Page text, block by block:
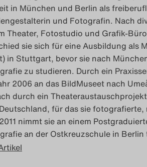
in München und Berlin als
und Fotografin. Nach
Theater, Fotostudio und Grafik-
sie sich für eine Ausbildung als
in Stuttgart, bevor sie nach
zu studieren. Durch ein
2006 an das BildMuseet nach
durch ein
für das sie fotografierte,
nimmt sie an einem
an der Ostkreuzschule in Berlin